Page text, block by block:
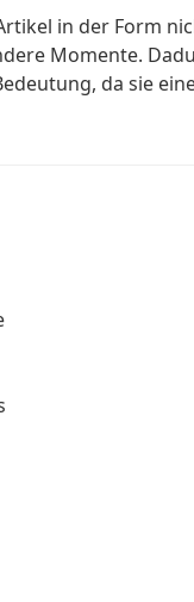
in der Form
Momente.
da sie